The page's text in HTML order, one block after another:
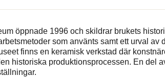
öppnade 1996 och skildrar brukets
som använts samt ett urval av
finns en keramisk verkstad där
historiska produktionsprocessen. En del